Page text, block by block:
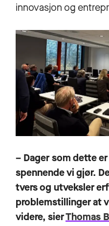
innovasjon og
– Dager som dette
spennende vi gjør.
tvers og utveksler
problemstillinger at
videre, sierThomas